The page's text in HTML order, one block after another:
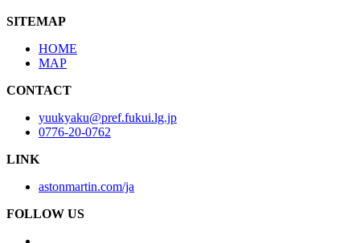
SITEMAP
HOME
MAP
CONTACT
yuukyaku@pref.fukui.lg.jp
0776-20-0762
LINK
astonmartin.com/ja
FOLLOW US